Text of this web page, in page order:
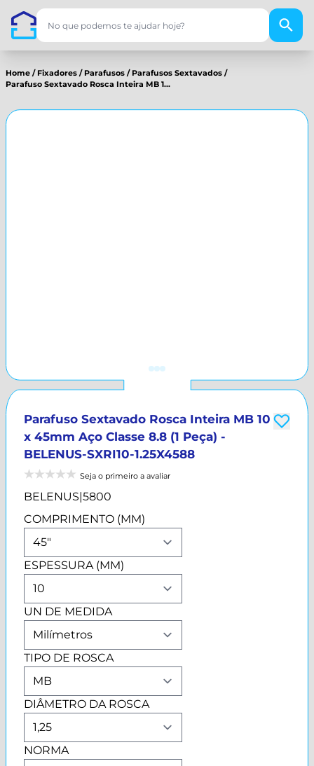
Home / Fixadores / Parafusos / Parafusos Sextavados /
Parafuso Sextavado Rosca Inteira MB 1...
Parafuso Sextavado Rosca Inteira MB 10
x 45mm Aço Classe 8.8 (1 Peça) -
BELENUS-SXRI10-1.25X4588
Seja o primeiro a avaliar
BELENUS|5800
COMPRIMENTO (MM)
ESPESSURA (MM)
UN DE MEDIDA
TIPO DE ROSCA
DIÂMETRO DA ROSCA
NORMA